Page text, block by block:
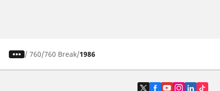
/ 760 760 Break 1986